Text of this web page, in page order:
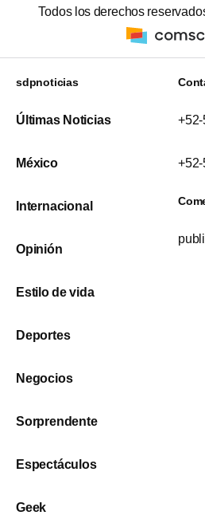
Todos los derechos
sdpnoticias
Últimas Noticias
México
Internacional
Opinión
Estilo de vida
Deportes
Negocios
Sorprendente
Espectáculos
Geek